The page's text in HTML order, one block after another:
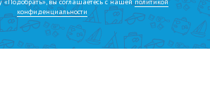
конфиденциальности